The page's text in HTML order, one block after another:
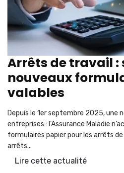
Arrêts de travail :
nouveaux
valables
Depuis le 1er septembre 2025, une
entreprises : l’Assurance Maladie
formulaires papier pour les arrêts
arrêts...
Lire cette actualité